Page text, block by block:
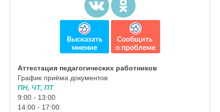
Аттестация педагогических работников
График приёма документов
ПН, ЧТ, ПТ
9:00 - 13:00
14:00 - 17:00